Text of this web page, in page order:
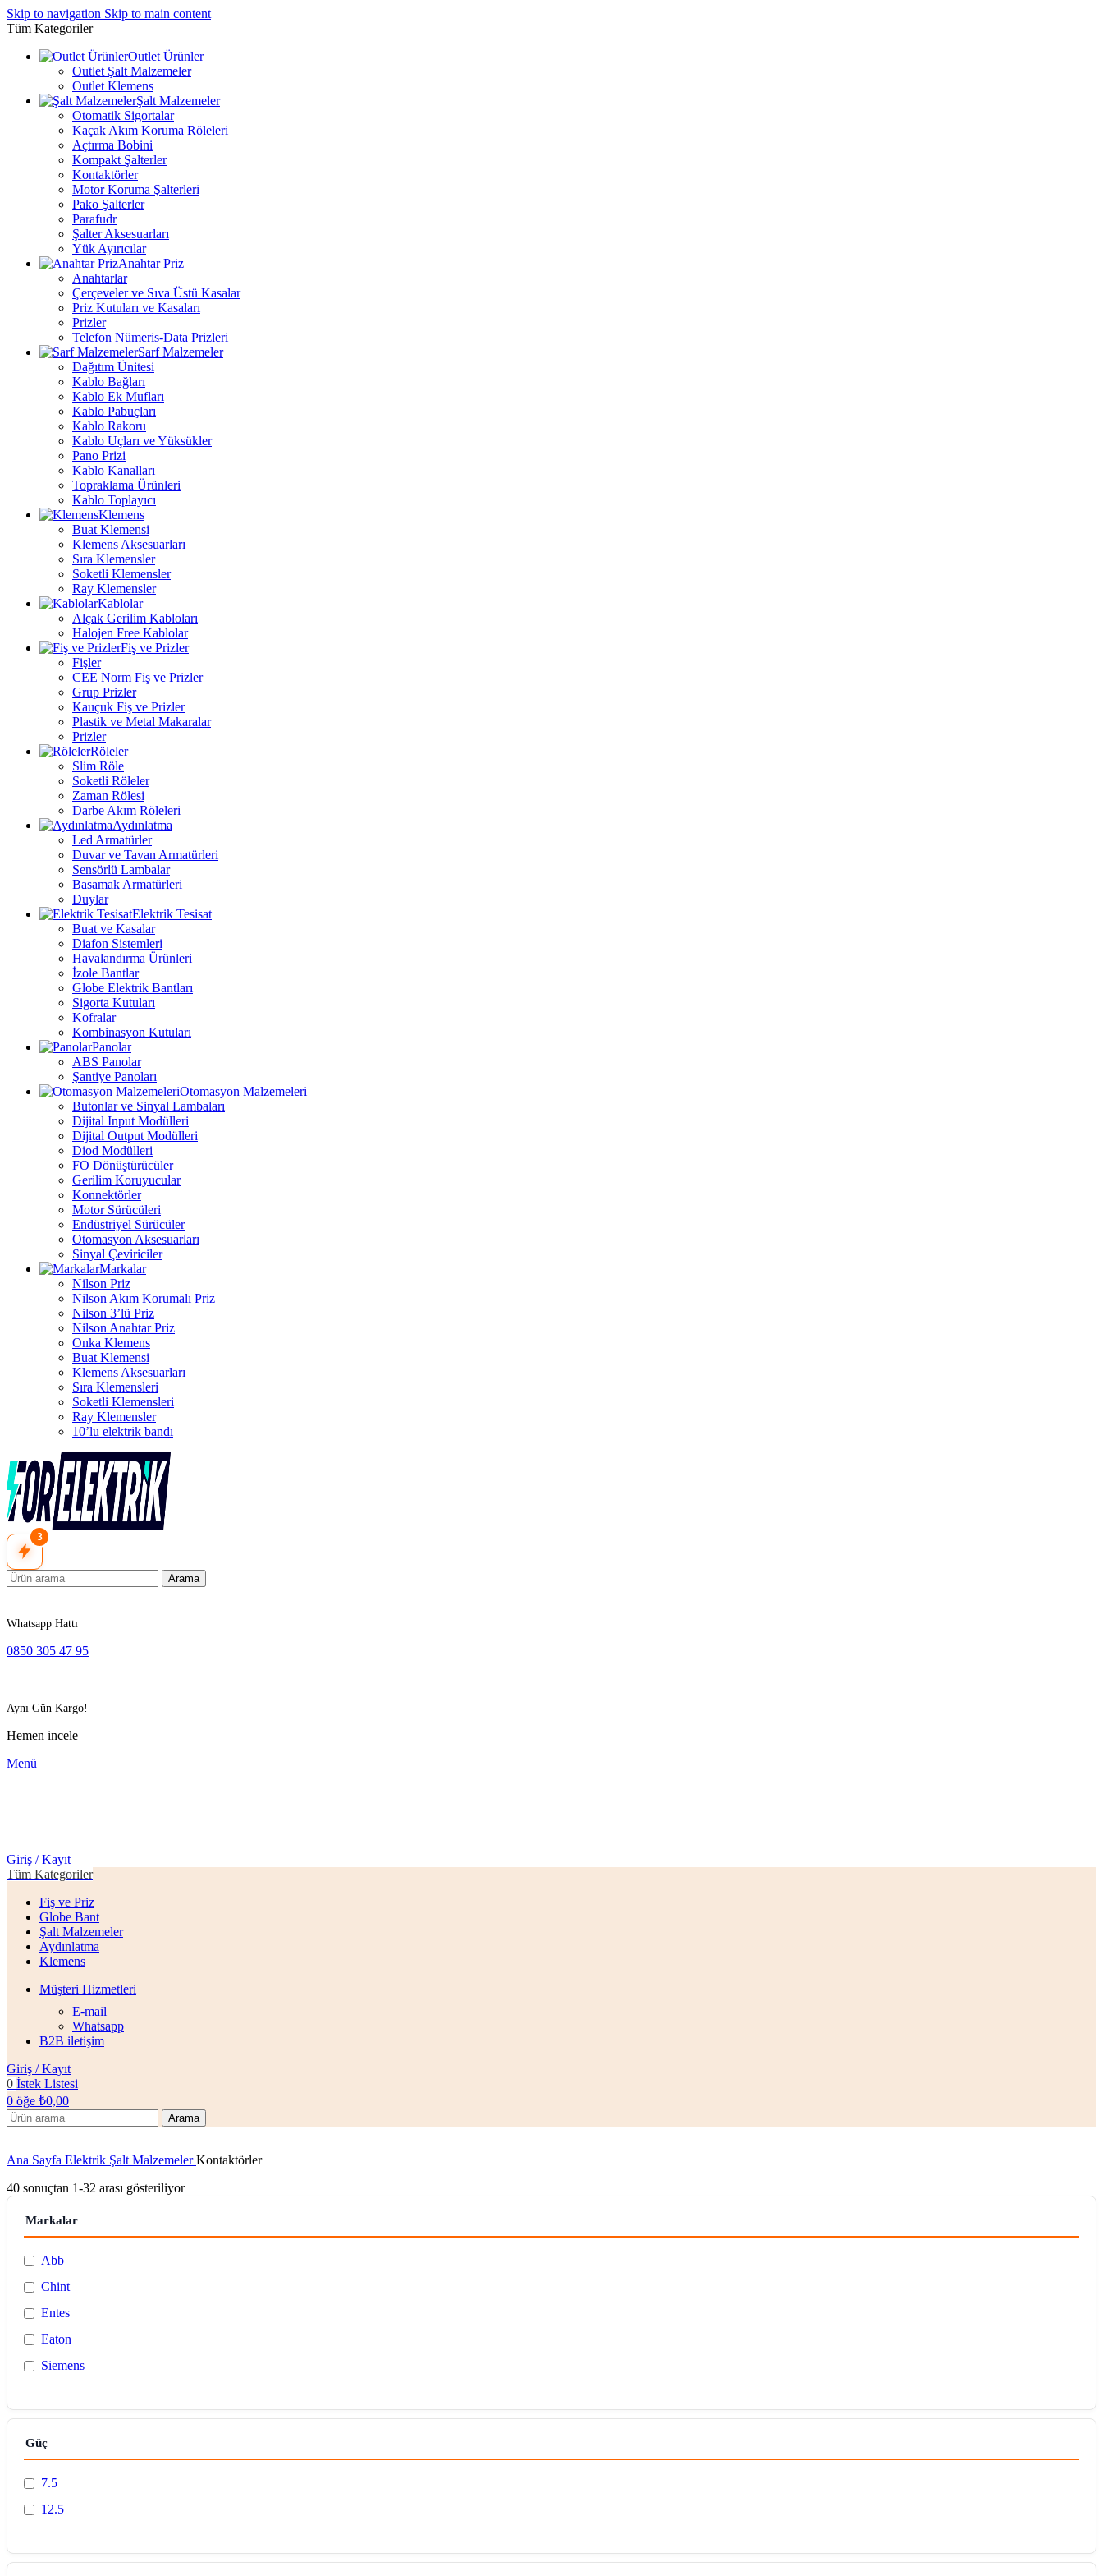
Skip to navigation Skip to main content
Tüm Kategoriler
Outlet Ürünler
Outlet Şalt Malzemeler
Outlet Klemens
Şalt Malzemeler
Otomatik Sigortalar
Kaçak Akım Koruma Röleleri
Açtırma Bobini
Kompakt Şalterler
Kontaktörler
Motor Koruma Şalterleri
Pako Şalterler
Parafudr
Şalter Aksesuarları
Yük Ayırıcılar
Anahtar Priz
Anahtarlar
Çerçeveler ve Sıva Üstü Kasalar
Priz Kutuları ve Kasaları
Prizler
Telefon Nümeris-Data Prizleri
Sarf Malzemeler
Dağıtım Ünitesi
Kablo Bağları
Kablo Ek Mufları
Kablo Pabuçları
Kablo Rakoru
Kablo Uçları ve Yüksükler
Pano Prizi
Kablo Kanalları
Topraklama Ürünleri
Kablo Toplayıcı
Klemens
Buat Klemensi
Klemens Aksesuarları
Sıra Klemensler
Soketli Klemensler
Ray Klemensler
Kablolar
Alçak Gerilim Kabloları
Halojen Free Kablolar
Fiş ve Prizler
Fişler
CEE Norm Fiş ve Prizler
Grup Prizler
Kauçuk Fiş ve Prizler
Plastik ve Metal Makaralar
Prizler
Röleler
Slim Röle
Soketli Röleler
Zaman Rölesi
Darbe Akım Röleleri
Aydınlatma
Led Armatürler
Duvar ve Tavan Armatürleri
Sensörlü Lambalar
Basamak Armatürleri
Duylar
Elektrik Tesisat
Buat ve Kasalar
Diafon Sistemleri
Havalandırma Ürünleri
İzole Bantlar
Globe Elektrik Bantları
Sigorta Kutuları
Kofralar
Kombinasyon Kutuları
Panolar
ABS Panolar
Şantiye Panoları
Otomasyon Malzemeleri
Butonlar ve Sinyal Lambaları
Dijital Input Modülleri
Dijital Output Modülleri
Diod Modülleri
FO Dönüştürücüler
Gerilim Koruyucular
Konnektörler
Motor Sürücüleri
Endüstriyel Sürücüler
Otomasyon Aksesuarları
Sinyal Çeviriciler
Markalar
Nilson Priz
Nilson Akım Korumalı Priz
Nilson 3’lü Priz
Nilson Anahtar Priz
Onka Klemens
Buat Klemensi
Klemens Aksesuarları
Sıra Klemensleri
Soketli Klemensleri
Ray Klemensler
10’lu elektrik bandı
3
Arama
Whatsapp Hattı
0850 305 47 95
Aynı Gün Kargo!
Hemen incele
Menü
Giriş / Kayıt
Tüm Kategoriler
Fiş ve Priz
Globe Bant
Şalt Malzemeler
Aydınlatma
Klemens
Müşteri Hizmetleri
E-mail
Whatsapp
B2B iletişim
Giriş / Kayıt
0 İstek Listesi
0 öğe ₺0,00
Arama
Ana Sayfa Elektrik Şalt MalzemelerKontaktörler
40 sonuçtan 1-32 arası gösteriliyor
Markalar
Abb
Chint
Entes
Eaton
Siemens
Güç
7.5
12.5